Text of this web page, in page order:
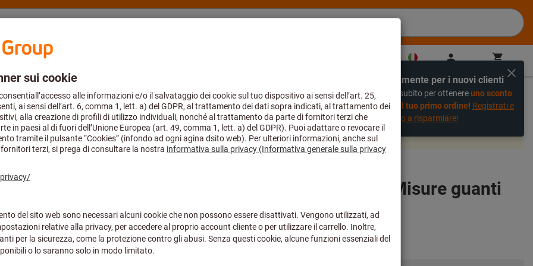
Group
% Esclusivamente per i nuovi clienti
Registrati subito per ottenereuno sconto
del 20% sul tuo primo ordine! Registrati e
inizia subito a risparmiare!
Guanti multiuso
compresi. Puoi continuare ad effettuare i tuoi ordini tramite eShop e saranno evasi dal nostro magazzino centrale come di
Paio di guanti 3550 // OIL GRIP, Misure guanti
da lavoro: 8
Codice art.:094419 8